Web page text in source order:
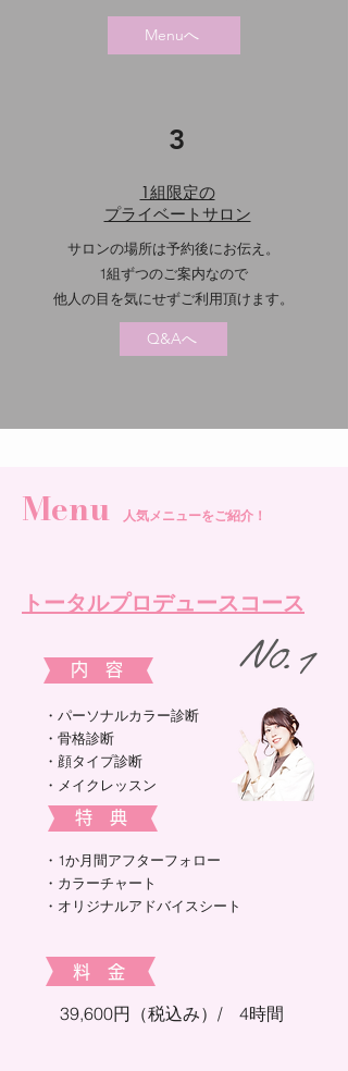
Menuへ
3
1組限定の
​プライベートサロン
サロンの場所は予約後にお伝え。
1組ずつのご案内なので
他人の目を気にせずご利用頂けます。
Q&Aへ
Menu ​人気メニューをご紹介！
​トータルプロデュースコース
​内 容
・パーソナルカラー診断
・骨格診断​
​​・顔タイプ診断​
・メイクレッスン
​特 典
​・1か月間アフターフォロー
・カラーチャート
​・オリジナルアドバイスシート
​料 金
39,600円（税込み）/ 4時間​​​
​​N0.1